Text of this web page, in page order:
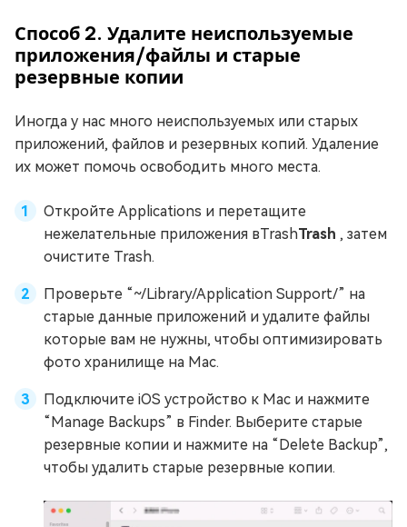
Способ 2. Удалите неиспользуемые
приложения/файлы и старые
резервные копии
Иногда у нас много неиспользуемых или старых
приложений, файлов и резервных копий. Удаление
их может помочь освободить много места.
Откройте Applications и перетащите
нежелательные приложения вTrashTrash , затем
очистите Trash.
Проверьте “~/Library/Application Support/” на
старые данные приложений и удалите файлы
которые вам не нужны, чтобы оптимизировать
фото хранилище на Mac.
Подключите iOS устройство к Mac и нажмите
“Manage Backups” в Finder. Выберите старые
резервные копии и нажмите на “Delete Backup”,
чтобы удалить старые резервные копии.